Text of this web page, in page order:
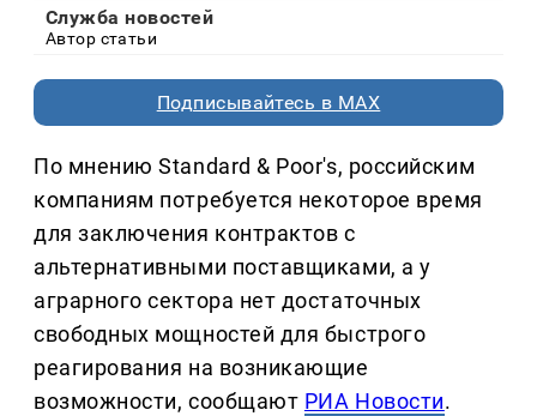
Служба новостей
Автор статьи
Подписывайтесь в MAX
По мнению Standard & Poor's, российским
компаниям потребуется некоторое время
для заключения контрактов с
альтернативными поставщиками, а у
аграрного сектора нет достаточных
свободных мощностей для быстрого
реагирования на возникающие
возможности, сообщают РИА Новости.